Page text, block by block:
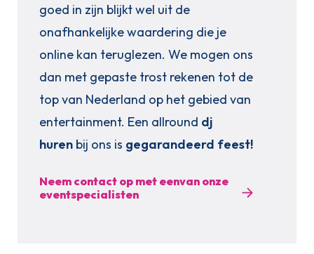
goed in zijn blijkt wel uit de
onafhankelijke waardering die je
online kan teruglezen. We mogen ons
dan met gepaste trost rekenen tot de
top van Nederland op het gebied van
entertainment. Een allround dj
huren bij ons is gegarandeerd feest!
Neem contact op met eenvan onze
eventspecialisten